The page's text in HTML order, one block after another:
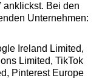
anklickst. Bei den
Unternehmen:
Ireland Limited,
Limited, TikTok
Pinterest Europe